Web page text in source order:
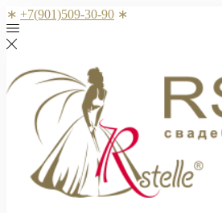
∗ +7(901)509-30-90 ∗